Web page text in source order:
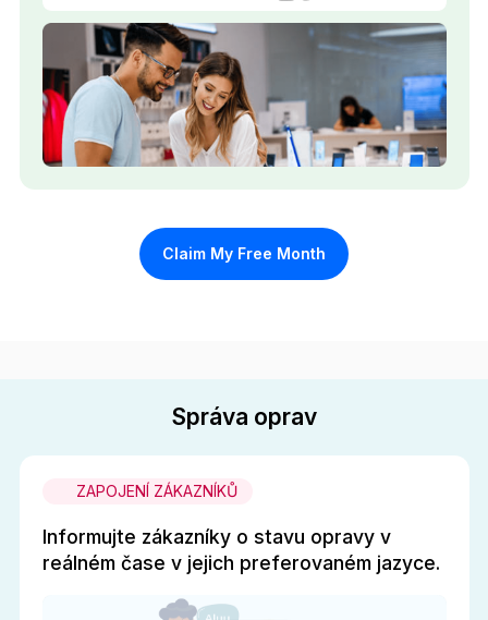
Claim My Free Month
Správa oprav
ZAPOJENÍ ZÁKAZNÍKŮ
Informujte zákazníky o stavu opravy v
reálném čase v jejich preferovaném jazyce.